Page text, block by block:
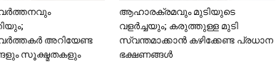
അറിയേണ്ട
സൂക്ഷ്മതകളും
ആഹാരക്രമവും മുടിയുടെ
വളർച്ചയും; കരുത്തുള്ള മുടി
സ്വന്തമാക്കാൻ കഴിക്കേണ്ട പ്രധാന
ഭക്ഷണങ്ങൾ